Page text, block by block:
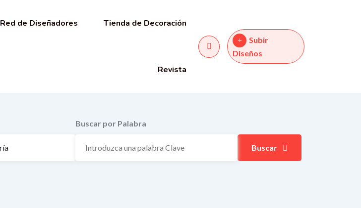
Red de Diseñadores Tienda de Decoración
Revista
Subir
Diseños
Buscar por Palabra
Buscar